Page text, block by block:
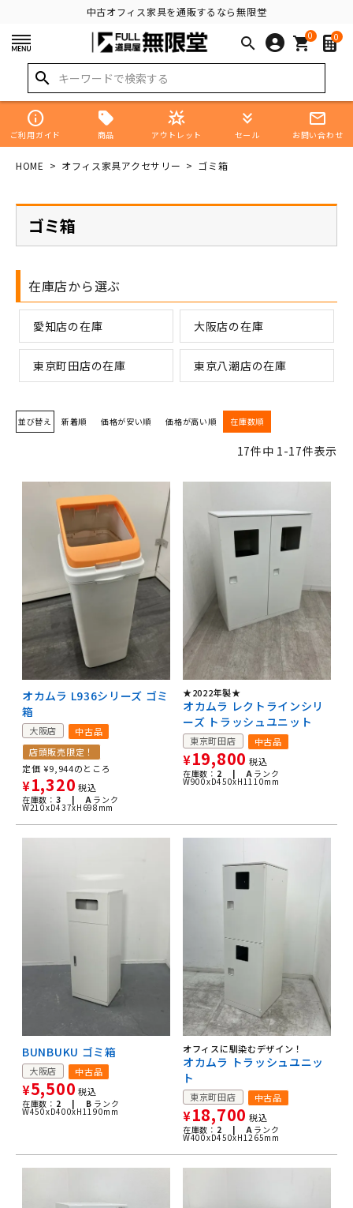
中古オフィス家具を通販するなら無限堂
search 0
shopping_cart 0
search
info
ご利用ガイド 商品
star_shine
アウトレット
keyboard_double_arrow_down
セール
mail_outline
お問い合わせ
HOME オフィス家具アクセサリー ゴミ箱
ゴミ箱
在庫店から選ぶ
愛知店の在庫 大阪店の在庫
東京町田店の在庫 東京八潮店の在庫
並び替え 新着順 価格が安い順 価格が高い順 在庫数順
17件中 1-17件表示
オカムラ L936シリーズ ゴミ
箱
大阪店
中古品
店頭販売限定！
定価 ¥9,944のところ
¥1,320 税込
在庫数： 3 | Aランク
W210xD437xH698mm
★2022年製★
オカムラ レクトラインシリ
ーズ トラッシュユニット
東京町田店 中古品
¥19,800 税込
在庫数： 2 | Aランク
W900xD450xH1110mm
BUNBUKU ゴミ箱
大阪店 中古品
¥5,500 税込
在庫数： 2 | B ランク
W450xD400xH1190mm
オフィスに馴染むデザイン！
オカムラ トラッシュユニッ
ト
東京町田店 中古品
¥18,700 税込
在庫数： 2 | A ランク
W400xD450xH1265mm